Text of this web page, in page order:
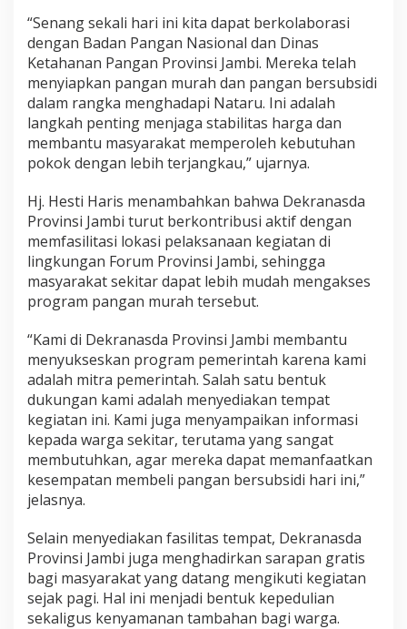
g
a
e
t
e
r
s
d
a
a
n
a
n
g
n
“Senang sekali hari ini kita dapat berkolaborasi
dengan Badan Pangan Nasional dan Dinas
Ketahanan Pangan Provinsi Jambi. Mereka telah
menyiapkan pangan murah dan pangan bersubsidi
dalam rangka menghadapi Nataru. Ini adalah
langkah penting menjaga stabilitas harga dan
membantu masyarakat memperoleh kebutuhan
pokok dengan lebih terjangkau,” ujarnya.
Hj. Hesti Haris menambahkan bahwa Dekranasda
Provinsi Jambi turut berkontribusi aktif dengan
memfasilitasi lokasi pelaksanaan kegiatan di
lingkungan Forum Provinsi Jambi, sehingga
masyarakat sekitar dapat lebih mudah mengakses
program pangan murah tersebut.
“Kami di Dekranasda Provinsi Jambi membantu
menyukseskan program pemerintah karena kami
adalah mitra pemerintah. Salah satu bentuk
dukungan kami adalah menyediakan tempat
kegiatan ini. Kami juga menyampaikan informasi
kepada warga sekitar, terutama yang sangat
membutuhkan, agar mereka dapat memanfaatkan
kesempatan membeli pangan bersubsidi hari ini,”
jelasnya.
Selain menyediakan fasilitas tempat, Dekranasda
Provinsi Jambi juga menghadirkan sarapan gratis
bagi masyarakat yang datang mengikuti kegiatan
sejak pagi. Hal ini menjadi bentuk kepedulian
sekaligus kenyamanan tambahan bagi warga.